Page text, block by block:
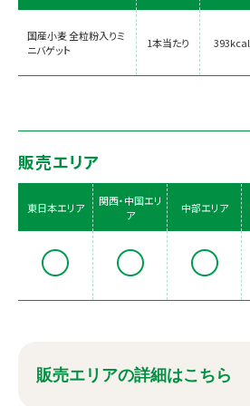
国産小麦 全粒粉入りミ
ニバゲット
1本当たり 393kcal
販売エリア
東日本エリア
関西・中国エリ
ア
中部エリア
販売エリアの詳細はこちら